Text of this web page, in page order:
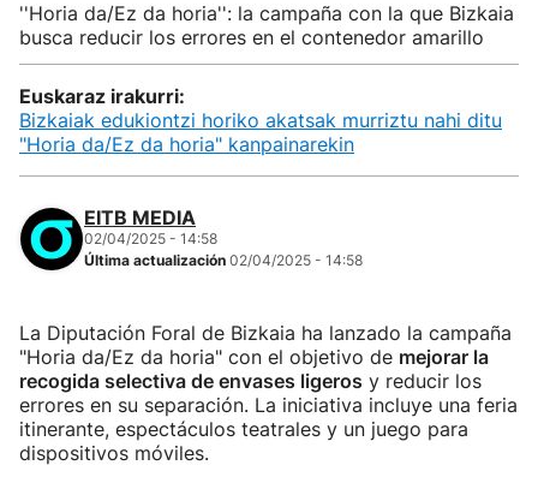
''Horia da/Ez da horia'': la campaña con la que Bizkaia
busca reducir los errores en el contenedor amarillo
Euskaraz irakurri:
Bizkaiak edukiontzi horiko akatsak murriztu nahi ditu
"Horia da/Ez da horia" kanpainarekin
EITB MEDIA
02/04/2025 - 14:58
Última actualización 02/04/2025 - 14:58
La Diputación Foral de Bizkaia ha lanzado la campaña
"Horia da/Ez da horia" con el objetivo de mejorar la
recogida selectiva de envases ligeros y reducir los
errores en su separación. La iniciativa incluye una feria
itinerante, espectáculos teatrales y un juego para
dispositivos móviles.